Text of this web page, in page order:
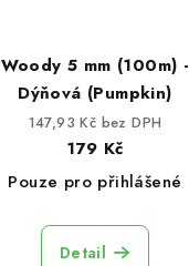
Woody 5 mm (100m) -
Dýňová (Pumpkin)
147,93 Kč bez DPH
179 Kč
Pouze pro přihlášené
Detail